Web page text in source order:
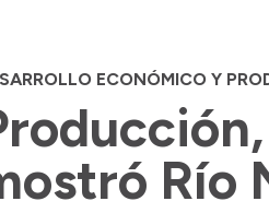
ECONÓMICO Y
Río